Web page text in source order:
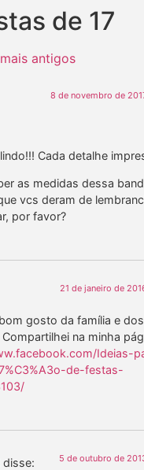
de 17
antigos
8 de novembro de
Cada detalhe
as medidas dessa
vcs deram de
por favor?
21 de janeiro de
gosto da família e dos
na minha
Ideias-
de-festas-
disse: 5 de outubro de